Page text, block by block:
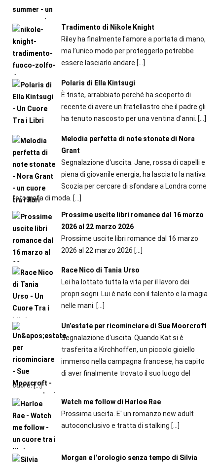
Tradimento di Nikole Knight
Riley ha finalmente l’amore a portata di mano,
ma l’unico modo per proteggerlo potrebbe
essere lasciarlo andare […]
Polaris di Ella Kintsugi
È triste, arrabbiato perché ha scoperto di
recente di avere un fratellastro che il padre gli
ha tenuto nascosto per una ventina d'anni. […]
Melodia perfetta di note stonate di Nora
Grant
Segnalazione d'uscita. Jane, rossa di capelli e
piena di giovanile energia, ha lasciato la nativa
Scozia per cercare di sfondare a Londra come
fotografa di moda. […]
Prossime uscite libri romance dal 16 marzo
2026 al 22 marzo 2026
Prossime uscite libri romance dal 16 marzo
2026 al 22 marzo 2026 […]
Race Nico di Tania Urso
Lei ha lottato tutta la vita per il lavoro dei
propri sogni. Lui è nato con il talento e la magia
nelle mani. […]
Un’estate per ricominciare di Sue Moorcroft
Segnalazione d'uscita. Quando Kat si è
trasferita a Kirchhoffen, un piccolo gioiello
immerso nella campagna francese, ha capito
di aver finalmente trovato il suo luogo del
cuore.[…]
Watch me follow di Harloe Rae
Prossima uscita. E' un romanzo new adult
autoconclusivo e tratta di stalking […]
Morgan e l’orologio senza tempo di Silvia